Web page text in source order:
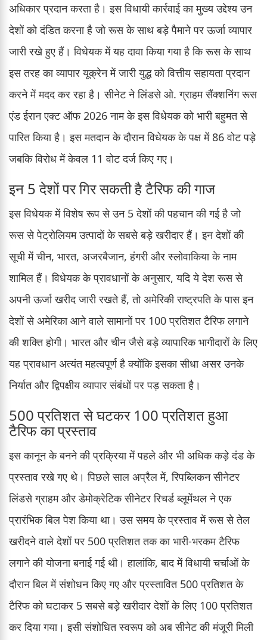
अधिकार प्रदान करता है। इस विधायी कार्रवाई का मुख्य उद्देश्य उन
देशों को दंडित करना है जो रूस के साथ बड़े पैमाने पर ऊर्जा व्यापार
जारी रखे हुए हैं। विधेयक में यह दावा किया गया है कि रूस के साथ
इस तरह का व्यापार यूक्रेन में जारी युद्ध को वित्तीय सहायता प्रदान
करने में मदद कर रहा है। सीनेट ने लिंडसे ओ. ग्राहम सैंक्शनिंग रूस
एंड ईरान एक्ट ऑफ 2026 नाम के इस विधेयक को भारी बहुमत से
पारित किया है। इस मतदान के दौरान विधेयक के पक्ष में 86 वोट पड़े
जबकि विरोध में केवल 11 वोट दर्ज किए गए।
इन 5 देशों पर गिर सकती है टैरिफ की गाज
इस विधेयक में विशेष रूप से उन 5 देशों की पहचान की गई है जो
रूस से पेट्रोलियम उत्पादों के सबसे बड़े खरीदार हैं। इन देशों की
सूची में चीन, भारत, अजरबैजान, हंगरी और स्लोवाकिया के नाम
शामिल हैं। विधेयक के प्रावधानों के अनुसार, यदि ये देश रूस से
अपनी ऊर्जा खरीद जारी रखते हैं, तो अमेरिकी राष्ट्रपति के पास इन
देशों से अमेरिका आने वाले सामानों पर 100 प्रतिशत टैरिफ लगाने
की शक्ति होगी। भारत और चीन जैसे बड़े व्यापारिक भागीदारों के लिए
यह प्रावधान अत्यंत महत्वपूर्ण है क्योंकि इसका सीधा असर उनके
निर्यात और द्विपक्षीय व्यापार संबंधों पर पड़ सकता है।
500 प्रतिशत से घटकर 100 प्रतिशत हुआ
टैरिफ का प्रस्ताव
इस कानून के बनने की प्रक्रिया में पहले और भी अधिक कड़े दंड के
प्रस्ताव रखे गए थे। पिछले साल अप्रैल में, रिपब्लिकन सीनेटर
लिंडसे ग्राहम और डेमोक्रेटिक सीनेटर रिचर्ड ब्लूमेंथल ने एक
प्रारंभिक बिल पेश किया था। उस समय के प्रस्ताव में रूस से तेल
खरीदने वाले देशों पर 500 प्रतिशत तक का भारी-भरकम टैरिफ
लगाने की योजना बनाई गई थी। हालांकि, बाद में विधायी चर्चाओं के
दौरान बिल में संशोधन किए गए और प्रस्तावित 500 प्रतिशत के
टैरिफ को घटाकर 5 सबसे बड़े खरीदार देशों के लिए 100 प्रतिशत
कर दिया गया। इसी संशोधित स्वरूप को अब सीनेट की मंजूरी मिली